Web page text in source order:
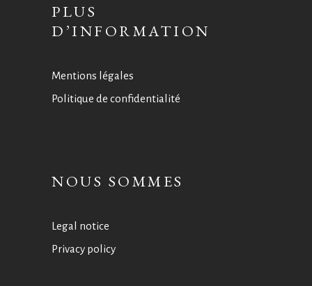
PLUS
D’INFORMATION
Mentions légales
Politique de confidentialité
NOUS SOMMES
Legal notice
Privacy policy